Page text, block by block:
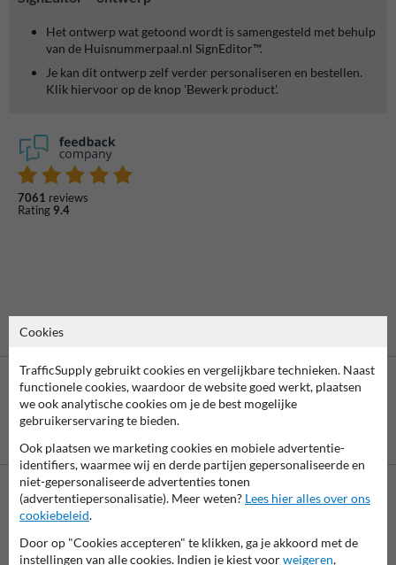
Het ontwerp wat getoond wordt is samengesteld met behulp
van de Huisnummerpaal.nl SignEditor™.
Je kan dit ontwerp zelf verder personaliseren en bestellen.
Klik hiervoor op de knop 'Bewerk product'.
7061 reviews
Rating 9.4
is mogelijk
Neem contact op met onze productspecialist Igor!
al je vragen over onze producten en diensten.
Cookies
TrafficSupply gebruikt cookies en vergelijkbare technieken. Naast
functionele cookies, waardoor de website goed werkt, plaatsen
we ook analytische cookies om je de best mogelijke
gebruikerservaring te bieden.
Ook plaatsen we marketing cookies en mobiele advertentie-
identifiers, waarmee wij en derde partijen gepersonaliseerde en
niet-gepersonaliseerde advertenties tonen
(advertentiepersonalisatie). Meer weten? Lees hier alles over ons
cookiebeleid.
Door op "Cookies accepteren" te klikken, ga je akkoord met de
instellingen van alle cookies. Indien je kiest voorweigeren,